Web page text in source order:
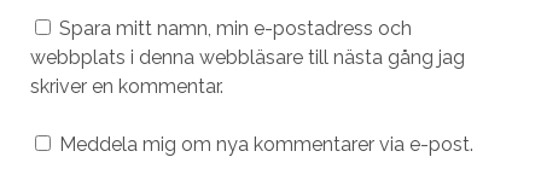
Spara mitt namn, min e-postadress och
webbplats i denna webbläsare till nästa gång jag
skriver en kommentar.
Meddela mig om nya kommentarer via e-post.